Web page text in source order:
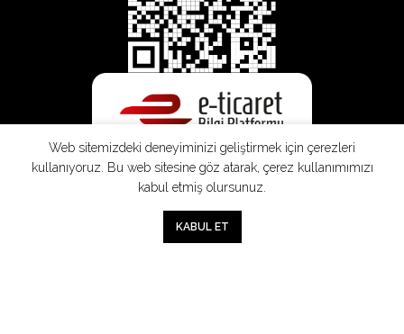
Web sitemizdeki deneyiminizi geliştirmek için çerezleri
kullanıyoruz. Bu web sitesine göz atarak, çerez kullanımımızı
kabul etmiş olursunuz.
KABUL ET
Sepet